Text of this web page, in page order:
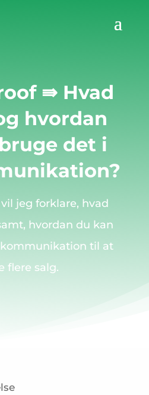
⇛ Hvad
hvordan
det i
jeg forklare, hvad
hvordan du kan
til at
flere salg.